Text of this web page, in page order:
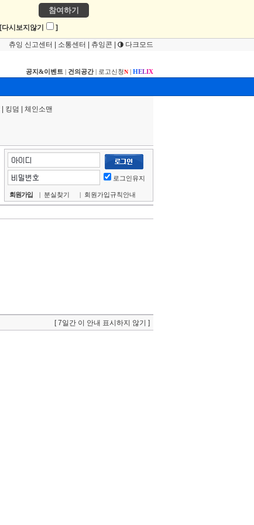
참여하기
[다시보지않기 ]
츄잉 신고센터 소통센터 츄잉콘 다크모드
공지&이벤트 | 건의공간| 로고신청N | HELIX
킹덤
체인소맨
로그인유지
회원가입 | 분실찾기 | 회원가입규칙안내
[ 7일간 이 안내 표시하지 않기 ]